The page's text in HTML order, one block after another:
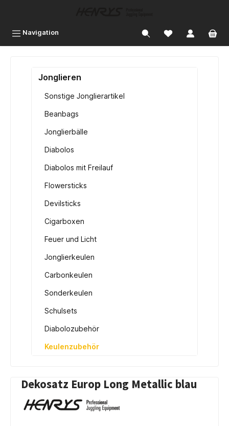
Navigation
Jonglieren
Sonstige Jonglierartikel
Beanbags
Jonglierbälle
Diabolos
Diabolos mit Freilauf
Flowersticks
Devilsticks
Cigarboxen
Feuer und Licht
Jonglierkeulen
Carbonkeulen
Sonderkeulen
Schulsets
Diabolozubehör
Keulenzubehör
Dekosatz Europ Long Metallic blau